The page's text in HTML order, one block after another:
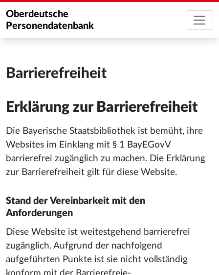
Oberdeutsche
Personendatenbank
Barrierefreiheit
Erklärung zur Barrierefreiheit
Die Bayerische Staatsbibliothek ist bemüht, ihre
Websites im Einklang mit § 1 BayEGovV
barrierefrei zugänglich zu machen. Die Erklärung
zur Barrierefreiheit gilt für diese Website.
Stand der Vereinbarkeit mit den
Anforderungen
Diese Website ist weitestgehend barrierefrei
zugänglich. Aufgrund der nachfolgend
aufgeführten Punkte ist sie nicht vollständig